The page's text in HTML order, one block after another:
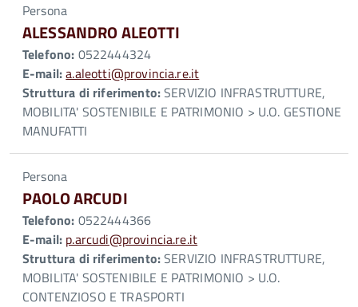
Persona
ALESSANDRO ALEOTTI
Telefono: 0522444324
E-mail:a.aleotti@provincia.re.it
Struttura di riferimento:SERVIZIO INFRASTRUTTURE,
MOBILITA' SOSTENIBILE E PATRIMONIO > U.O. GESTIONE
MANUFATTI
Persona
PAOLO ARCUDI
Telefono: 0522444366
E-mail: p.arcudi@provincia.re.it
Struttura di riferimento:SERVIZIO INFRASTRUTTURE,
MOBILITA' SOSTENIBILE E PATRIMONIO > U.O.
CONTENZIOSO E TRASPORTI